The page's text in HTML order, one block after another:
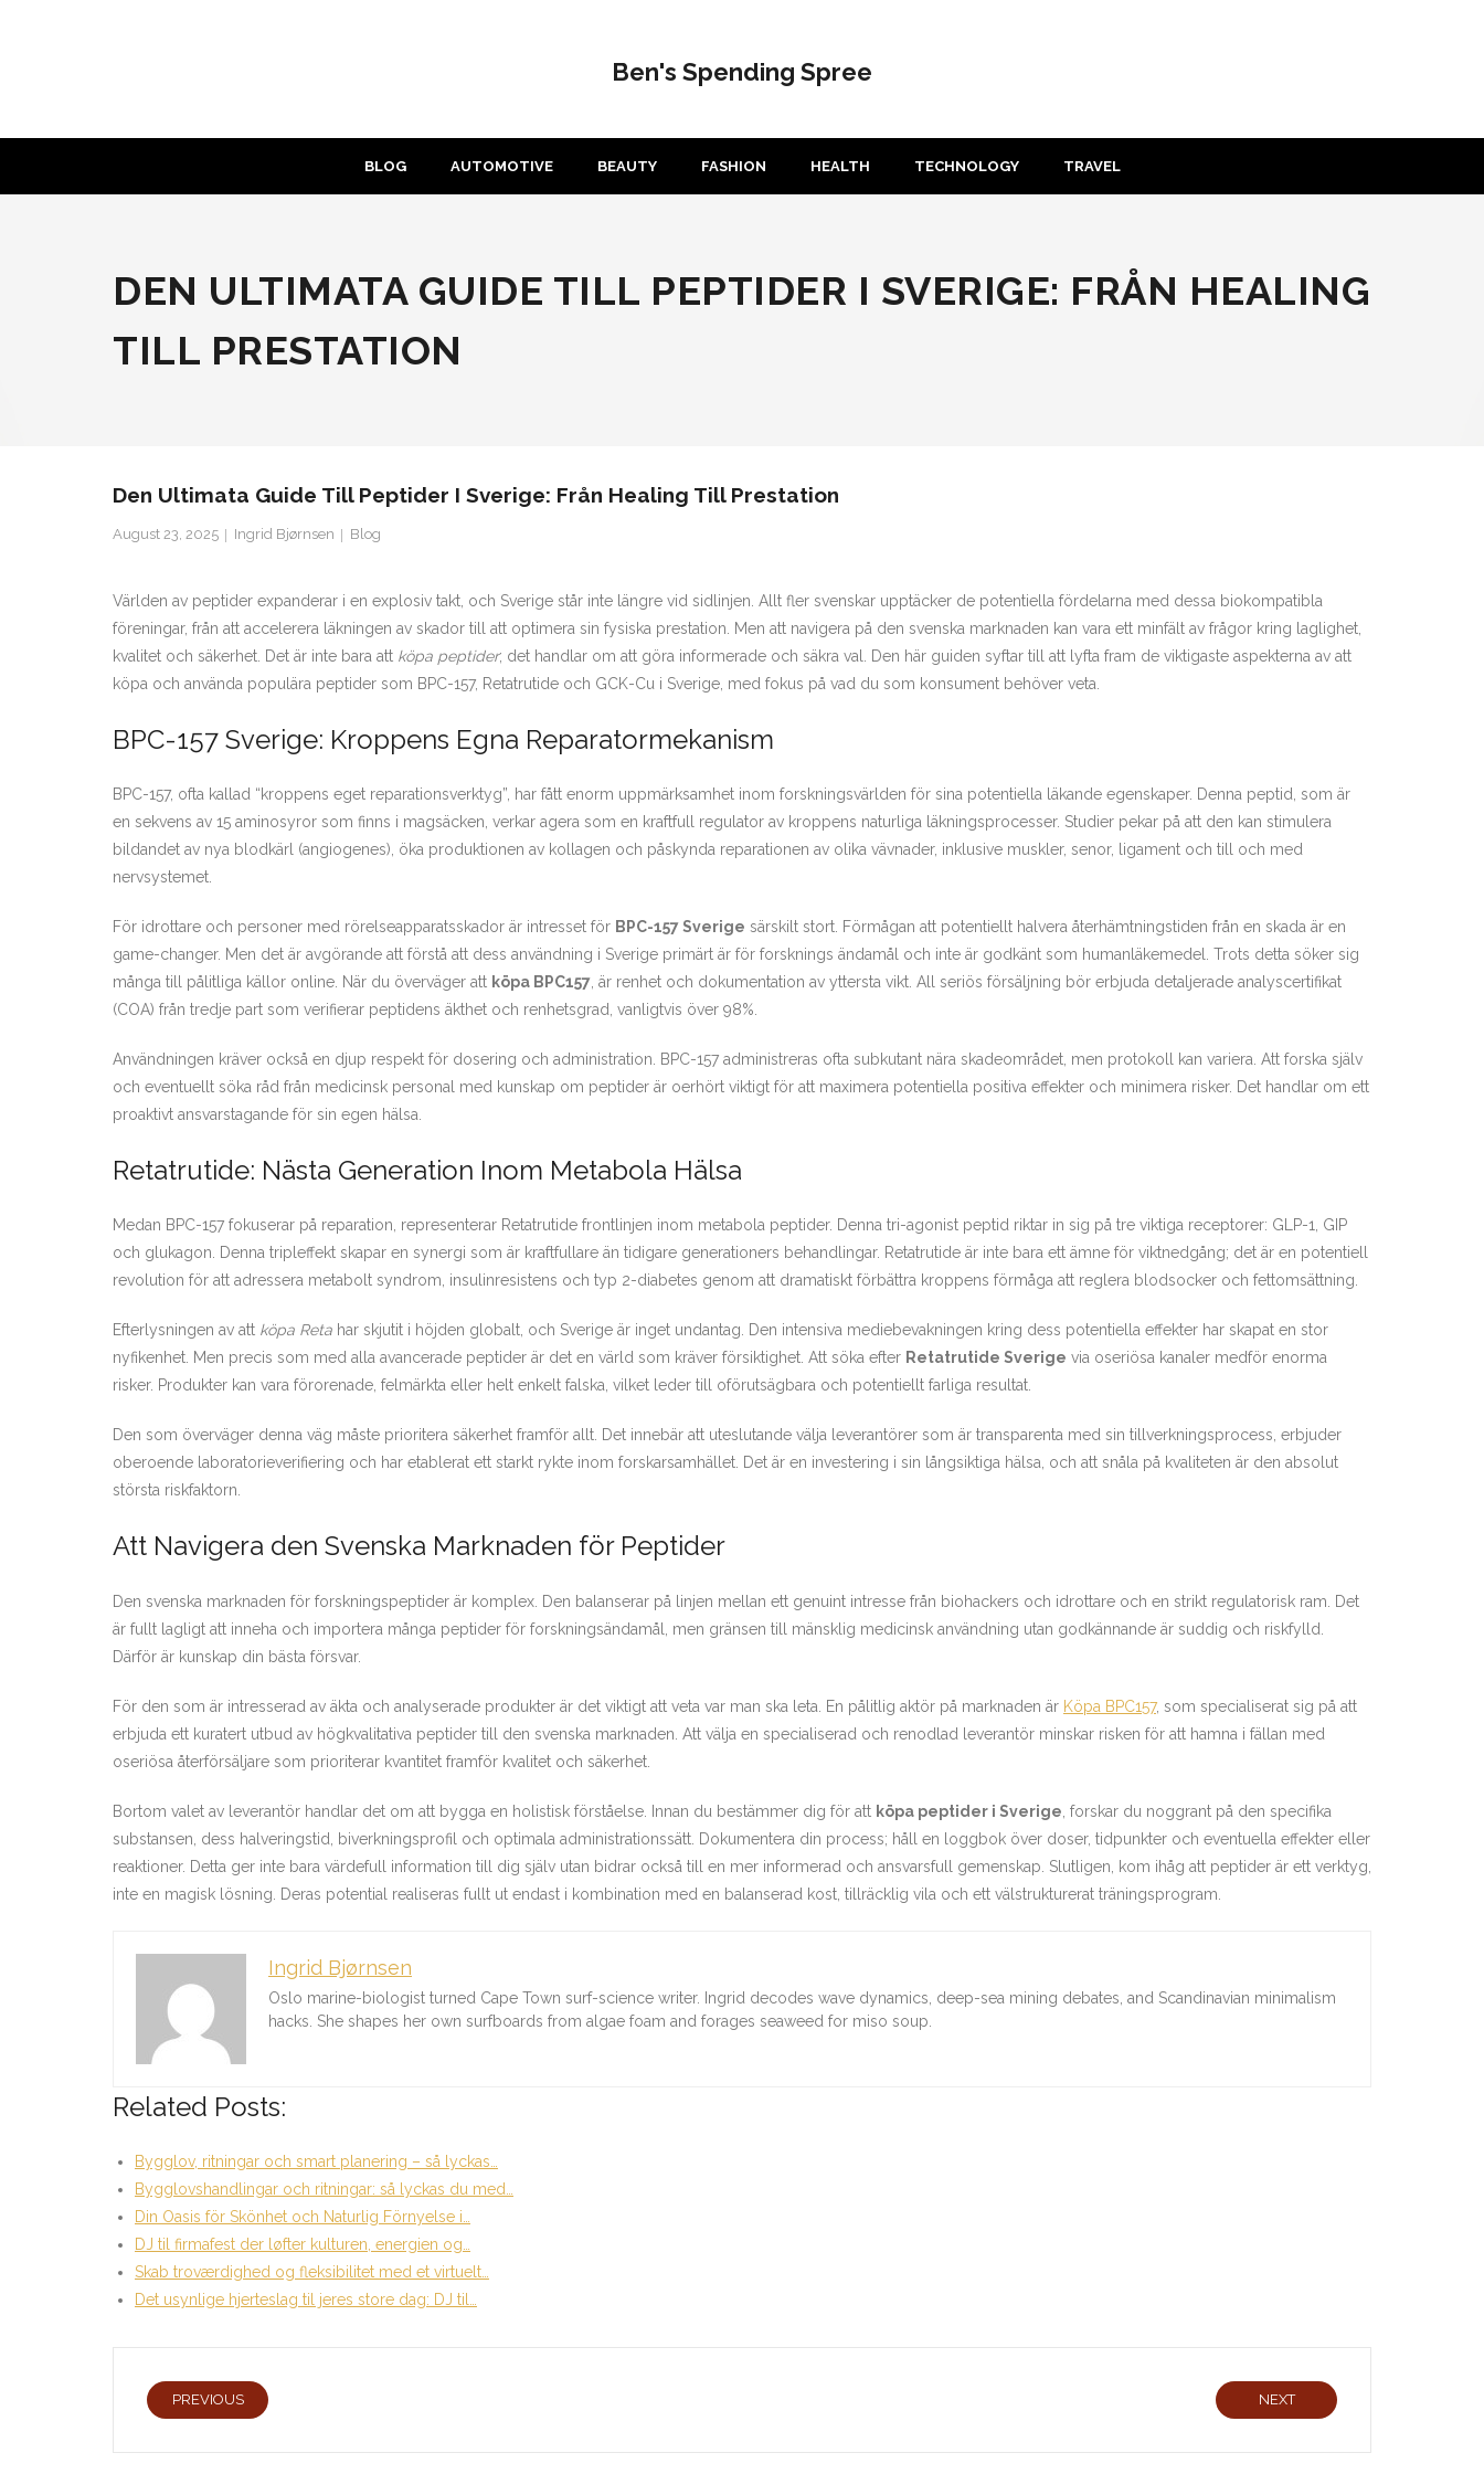
Ben's Spending Spree
BLOG AUTOMOTIVE BEAUTY FASHION HEALTH TECHNOLOGY TRAVEL
DEN ULTIMATA GUIDE TILL PEPTIDER I SVERIGE: FRÅN HEALING
TILL PRESTATION
Den Ultimata Guide Till Peptider I Sverige: Från Healing Till Prestation
August 23, 2025 Ingrid Bjørnsen Blog
Världen av peptider expanderar i en explosiv takt, och Sverige står inte längre vid sidlinjen. Allt fler svenskar upptäcker de potentiella fördelarna med dessa biokompatibla
föreningar, från att accelerera läkningen av skador till att optimera sin fysiska prestation. Men att navigera på den svenska marknaden kan vara ett minfält av frågor kring laglighet,
kvalitet och säkerhet. Det är inte bara att köpa peptider; det handlar om att göra informerade och säkra val. Den här guiden syftar till att lyfta fram de viktigaste aspekterna av att
köpa och använda populära peptider som BPC-157, Retatrutide och GCK-Cu i Sverige, med fokus på vad du som konsument behöver veta.
BPC-157 Sverige: Kroppens Egna Reparatormekanism
BPC-157, ofta kallad “kroppens eget reparationsverktyg”, har fått enorm uppmärksamhet inom forskningsvärlden för sina potentiella läkande egenskaper. Denna peptid, som är
en sekvens av 15 aminosyror som finns i magsäcken, verkar agera som en kraftfull regulator av kroppens naturliga läkningsprocesser. Studier pekar på att den kan stimulera
bildandet av nya blodkärl (angiogenes), öka produktionen av kollagen och påskynda reparationen av olika vävnader, inklusive muskler, senor, ligament och till och med
nervsystemet.
För idrottare och personer med rörelseapparatsskador är intresset för BPC-157 Sverige särskilt stort. Förmågan att potentiellt halvera återhämtningstiden från en skada är en
game-changer. Men det är avgörande att förstå att dess användning i Sverige primärt är för forsknings ändamål och inte är godkänt som humanläkemedel. Trots detta söker sig
många till pålitliga källor online. När du överväger att köpa BPC157 , är renhet och dokumentation av yttersta vikt. All seriös försäljning bör erbjuda detaljerade analyscertifikat
(COA) från tredje part som verifierar peptidens äkthet och renhetsgrad, vanligtvis över 98%.
Användningen kräver också en djup respekt för dosering och administration. BPC-157 administreras ofta subkutant nära skadeområdet, men protokoll kan variera. Att forska själv
och eventuellt söka råd från medicinsk personal med kunskap om peptider är oerhört viktigt för att maximera potentiella positiva effekter och minimera risker. Det handlar om ett
proaktivt ansvarstagande för sin egen hälsa.
Retatrutide: Nästa Generation Inom Metabola Hälsa
Medan BPC-157 fokuserar på reparation, representerar Retatrutide frontlinjen inom metabola peptider. Denna tri-agonist peptid riktar in sig på tre viktiga receptorer: GLP-1, GIP
och glukagon. Denna tripleffekt skapar en synergi som är kraftfullare än tidigare generationers behandlingar. Retatrutide är inte bara ett ämne för viktnedgång; det är en potentiell
revolution för att adressera metabolt syndrom, insulinresistens och typ 2-diabetes genom att dramatiskt förbättra kroppens förmåga att reglera blodsocker och fettomsättning.
Efterlysningen av att köpa Reta har skjutit i höjden globalt, och Sverige är inget undantag. Den intensiva mediebevakningen kring dess potentiella effekter har skapat en stor
nyfikenhet. Men precis som med alla avancerade peptider är det en värld som kräver försiktighet. Att söka efter Retatrutide Sverige via oseriösa kanaler medför enorma
risker. Produkter kan vara förorenade, felmärkta eller helt enkelt falska, vilket leder till oförutsägbara och potentiellt farliga resultat.
Den som överväger denna väg måste prioritera säkerhet framför allt. Det innebär att uteslutande välja leverantörer som är transparenta med sin tillverkningsprocess, erbjuder
oberoende laboratorieverifiering och har etablerat ett starkt rykte inom forskarsamhället. Det är en investering i sin långsiktiga hälsa, och att snåla på kvaliteten är den absolut
största riskfaktorn.
Att Navigera den Svenska Marknaden för Peptider
Den svenska marknaden för forskningspeptider är komplex. Den balanserar på linjen mellan ett genuint intresse från biohackers och idrottare och en strikt regulatorisk ram. Det
är fullt lagligt att inneha och importera många peptider för forskningsändamål, men gränsen till mänsklig medicinsk användning utan godkännande är suddig och riskfylld.
Därför är kunskap din bästa försvar.
För den som är intresserad av äkta och analyserade produkter är det viktigt att veta var man ska leta. En pålitlig aktör på marknaden är Köpa BPC157, som specialiserat sig på att
erbjuda ett kuratert utbud av högkvalitativa peptider till den svenska marknaden. Att välja en specialiserad och renodlad leverantör minskar risken för att hamna i fällan med
oseriösa återförsäljare som prioriterar kvantitet framför kvalitet och säkerhet.
Bortom valet av leverantör handlar det om att bygga en holistisk förståelse. Innan du bestämmer dig för att köpa peptider i Sverige , forskar du noggrant på den specifika
substansen, dess halveringstid, biverkningsprofil och optimala administrationssätt. Dokumentera din process; håll en loggbok över doser, tidpunkter och eventuella effekter eller
reaktioner. Detta ger inte bara värdefull information till dig själv utan bidrar också till en mer informerad och ansvarsfull gemenskap. Slutligen, kom ihåg att peptider är ett verktyg,
inte en magisk lösning. Deras potential realiseras fullt ut endast i kombination med en balanserad kost, tillräcklig vila och ett välstrukturerat träningsprogram.
Ingrid Bjørnsen
Oslo marine-biologist turned Cape Town surf-science writer. Ingrid decodes wave dynamics, deep-sea mining debates, and Scandinavian minimalism
hacks. She shapes her own surfboards from algae foam and forages seaweed for miso soup.
Related Posts:
Bygglov, ritningar och smart planering – så lyckas…
Bygglovshandlingar och ritningar: så lyckas du med…
Din Oasis för Skönhet och Naturlig Förnyelse i…
DJ til firmafest der løfter kulturen, energien og…
Skab troværdighed og fleksibilitet med et virtuelt…
Det usynlige hjerteslag til jeres store dag: DJ til…
PREVIOUS NEXT